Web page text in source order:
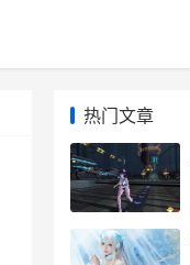
热门文章